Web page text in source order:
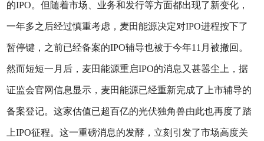
的IPO。但随着市场、业务和发行等方面都出现了新变化，
一年多之后经过慎重考虑，麦田能源决定对IPO进程按下了
暂停键，之前已经备案的IPO辅导也被于今年11月被撤回。
然而短短一月后，麦田能源重启IPO的消息又甚嚣尘上，据
证监会官网信息显示，麦田能源已经重新完成了上市辅导的
备案登记。这家估值已超百亿的光伏独角兽由此也再度了踏
上IPO征程。这一重磅消息的发酵，立刻引发了市场高度关